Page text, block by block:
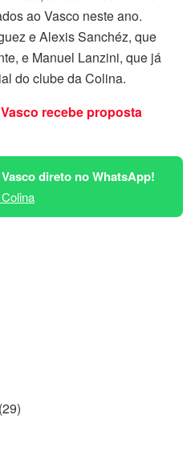
ao Vasco neste ano.
e Alexis Sanchéz, que
e Manuel Lanzini, que já
do clube da Colina.
recebe proposta
direto no WhatsApp!